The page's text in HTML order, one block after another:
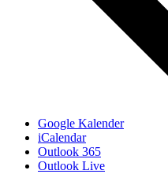
Google Kalender
iCalendar
Outlook 365
Outlook Live